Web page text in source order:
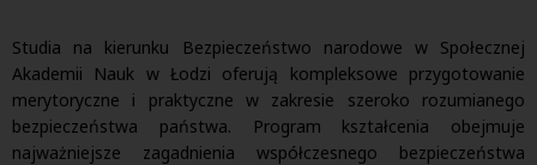
Studia na kierunku Bezpieczeństwo narodowe w Społecznej
Akademii Nauk w Łodzi oferują kompleksowe przygotowanie
merytoryczne i praktyczne w zakresie szeroko rozumianego
bezpieczeństwa państwa. Program kształcenia obejmuje
najważniejsze zagadnienia współczesnego bezpieczeństwa